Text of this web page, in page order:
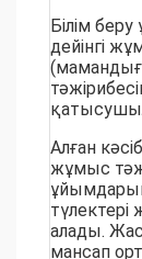
Білім
дейінгі
Алған
жұмыс
алады.
мансап